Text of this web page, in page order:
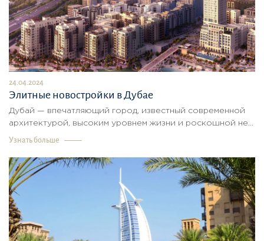
24.04.2024
Элитные новостройки в Дубае
Дубай — впечатляющий город, известный современной
архитектурой, высоким уровнем жизни и роскошной не...
Узнать больше